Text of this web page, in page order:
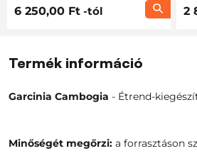
6 250,00 Ft -tól 2
Termék információ
Garcinia Cambogia - Étrend-
Minőségét megőrzi: a forrasztáson